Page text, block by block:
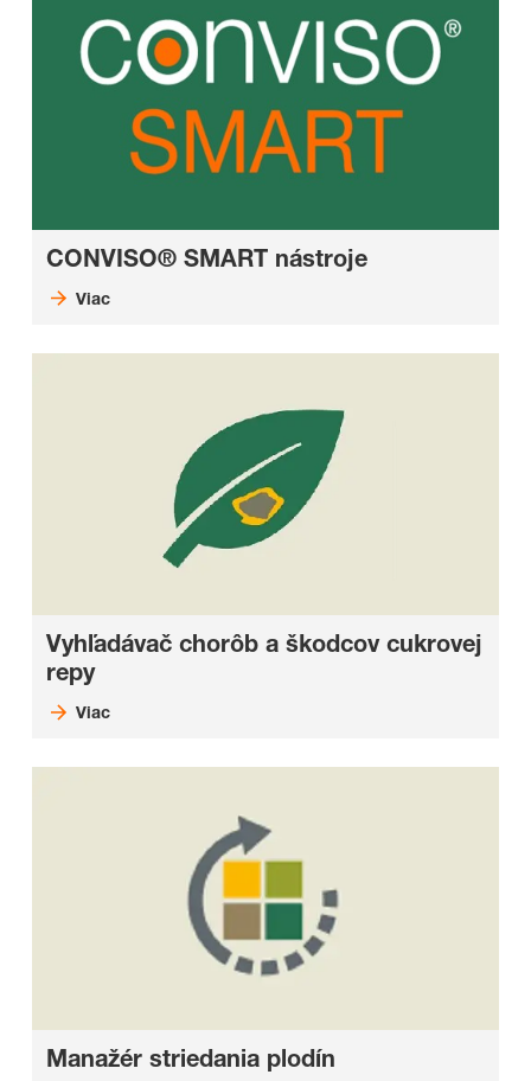
CONVISO® SMART nástroje
Viac
Vyhľadávač chorôb a škodcov cukrovej
repy
Viac
Manažér striedania plodín